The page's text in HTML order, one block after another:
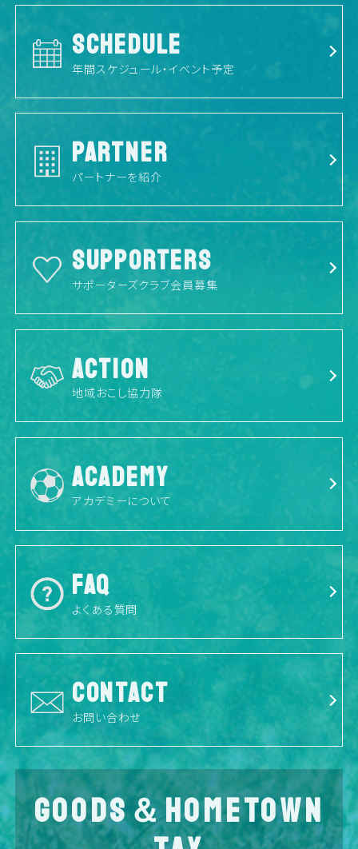
SCHEDULE
年間スケジュール・イベント予定
PARTNER
パートナーを紹介
SUPPORTERS
サポーターズクラブ会員募集
ACTION
地域おこし協力隊
ACADEMY
アカデミーについて
FAQ
よくある質問
CONTACT
お問い合わせ
GOODS＆HOMETOWN